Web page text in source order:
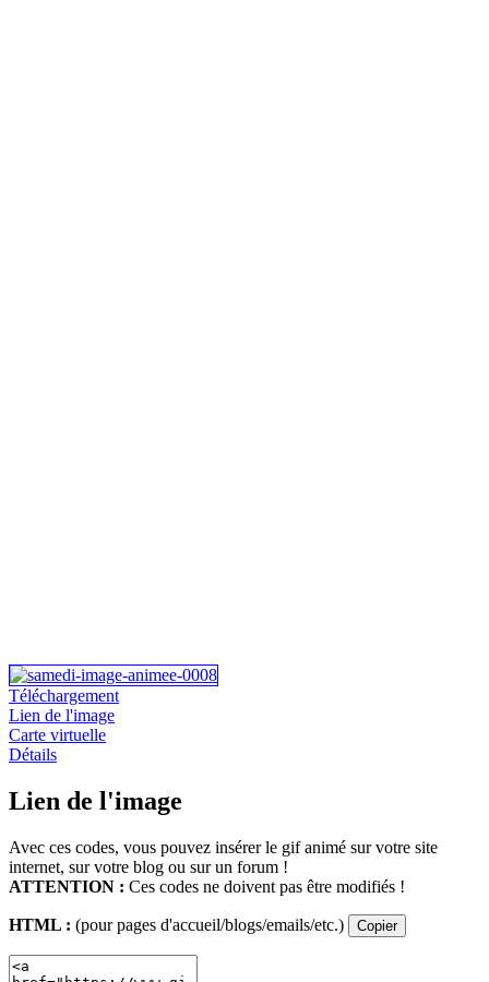
Téléchargement
Lien de l'image
Carte virtuelle
Détails
Lien de l'image
Avec ces codes, vous pouvez insérer le gif animé sur votre site
internet, sur votre blog ou sur un forum !
ATTENTION : Ces codes ne doivent pas être modifiés !
HTML : (pour pages d'accueil/blogs/emails/etc.) Copier